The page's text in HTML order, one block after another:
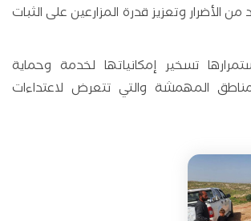
الأضرار وتعزيز قدرة المزارعين على الثبات
تسخير إمكانياتها لخدمة وحماية
المهمشة والتي تتعرض لاعتداءات